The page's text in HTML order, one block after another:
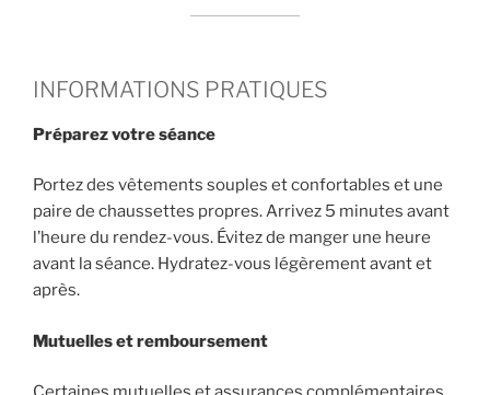
INFORMATIONS PRATIQUES
Préparez votre séance
Portez des vêtements souples et confortables et une
paire de chaussettes propres. Arrivez 5 minutes avant
l’heure du rendez-vous. Évitez de manger une heure
avant la séance. Hydratez-vous légèrement avant et
après.
Mutuelles et remboursement